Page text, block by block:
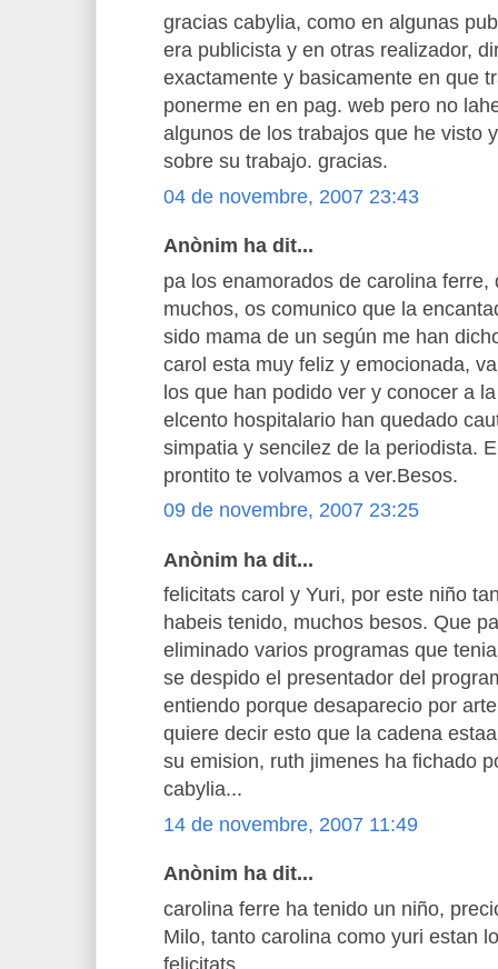
gracias cabylia, como en algunas
era publicista y en otras realizador,
exactamente y basicamente en que
ponerme en en pag. web pero no
algunos de los trabajos que he visto
sobre su trabajo. gracias.
04 de novembre, 2007 23:43
Anònim ha dit...
pa los enamorados de carolina ferre,
muchos, os comunico que la
sido mama de un según me han
carol esta muy feliz y emocionada,
los que han podido ver y conocer a
elcento hospitalario han quedado
simpatia y sencilez de la periodista.
prontito te volvamos a ver.Besos.
09 de novembre, 2007 23:25
Anònim ha dit...
felicitats carol y Yuri, por este niño
habeis tenido, muchos besos. Que
eliminado varios programas que
se despido el presentador del
entiendo porque desaparecio por
quiere decir esto que la cadena
su emision, ruth jimenes ha fichado
cabylia...
14 de novembre, 2007 11:49
Anònim ha dit...
carolina ferre ha tenido un niño,
Milo, tanto carolina como yuri estan
felicitats.